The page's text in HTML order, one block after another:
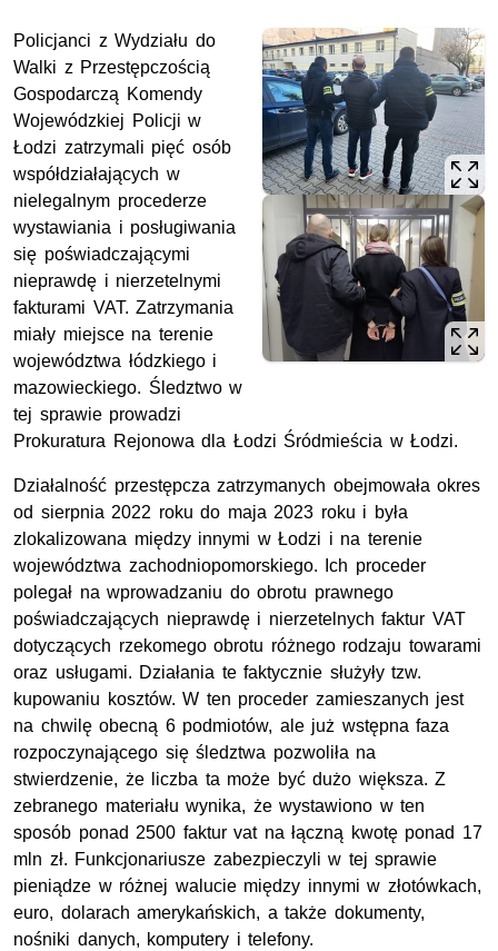
Policjanci z Wydziału do
Walki z Przestępczością
Gospodarczą Komendy
Wojewódzkiej Policji w
Łodzi zatrzymali pięć osób
współdziałających w
nielegalnym procederze
wystawiania i posługiwania
się poświadczającymi
nieprawdę i nierzetelnymi
fakturami VAT. Zatrzymania
miały miejsce na terenie
województwa łódzkiego i
mazowieckiego. Śledztwo w
tej sprawie prowadzi
Prokuratura Rejonowa dla Łodzi Śródmieścia w Łodzi.
Działalność przestępcza zatrzymanych obejmowała okres
od sierpnia 2022 roku do maja 2023 roku i była
zlokalizowana między innymi w Łodzi i na terenie
województwa zachodniopomorskiego. Ich proceder
polegał na wprowadzaniu do obrotu prawnego
poświadczających nieprawdę i nierzetelnych faktur VAT
dotyczących rzekomego obrotu różnego rodzaju towarami
oraz usługami. Działania te faktycznie służyłytzw.
kupowaniu kosztów. W ten proceder zamieszanych jest
na chwilę obecną 6 podmiotów, ale już wstępna faza
rozpoczynającego się śledztwa pozwoliła na
stwierdzenie, że liczba ta może być dużo większa. Z
zebranego materiału wynika, że wystawiono w ten
sposób ponad 2500 faktur vat na łączną kwotę ponad 17
mln zł. Funkcjonariusze zabezpieczyli w tej sprawie
pieniądze w różnej walucie między innymi w złotówkach,
euro, dolarach amerykańskich, a także dokumenty,
nośniki danych, komputery i telefony.